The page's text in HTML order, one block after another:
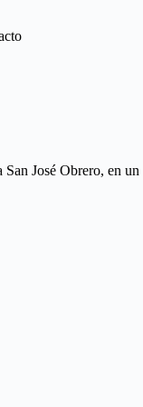
José Obrero, en un